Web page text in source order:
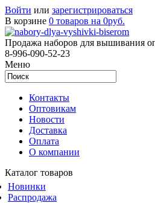
Войти или зарегистрироваться
В корзине 0 товаров на 0руб.
Продажа наборов для вышивания
8-996-090-52-23
Меню
Контакты
Оптовикам
Новости
Доставка
Оплата
О компании
Каталог товаров
Новинки
Распродажа